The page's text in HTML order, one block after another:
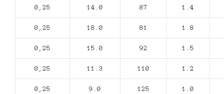
0,25 14.0 87 1.4
0,25 18.0 81 1.8
0,25 15.0 92 1.5
0,25 11.3 110 1.2
0,25 9.0 125 1.0